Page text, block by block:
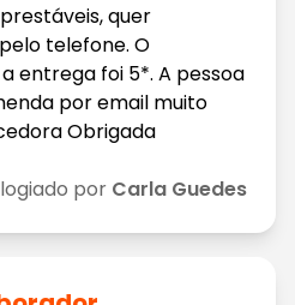
quer
telefone. O
entrega foi 5*. A pessoa
por email muito
Obrigada
por Carla Guedes